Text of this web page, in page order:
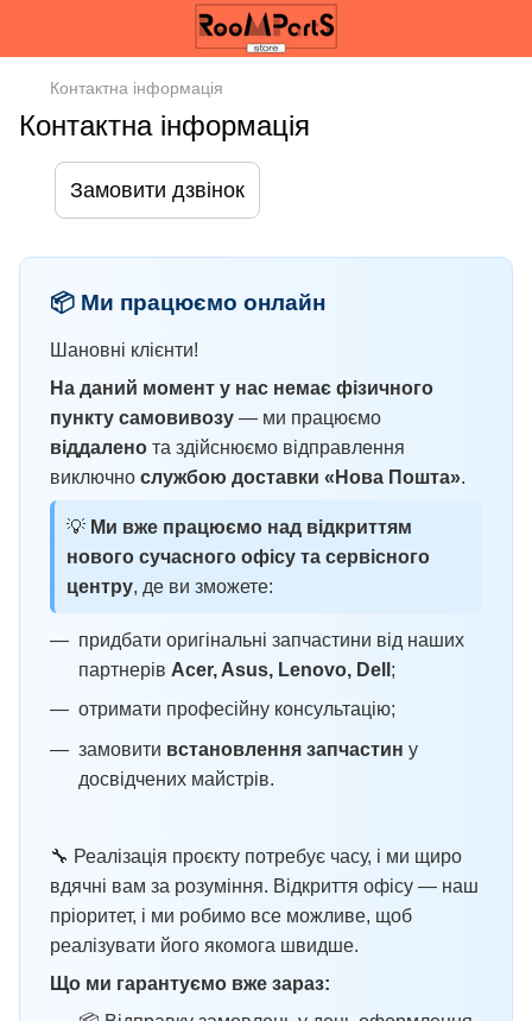
Контактна інформація
Контактна інформація
Замовити дзвінок
📦 Ми працюємо онлайн
Шановні клієнти!
На даний момент у нас немає фізичного
пункту самовивозу — ми працюємо
віддалено та здійснюємо відправлення
виключно службою доставки «Нова Пошта».
💡 Ми вже працюємо над відкриттям
нового сучасного офісу та сервісного
центру, де ви зможете:
придбати оригінальні запчастини від наших
партнерів Acer, Asus, Lenovo, Dell ;
отримати професійну консультацію;
замовити встановлення запчастин у
досвідчених майстрів.
🔧 Реалізація проєкту потребує часу, і ми щиро
вдячні вам за розуміння. Відкриття офісу — наш
пріоритет, і ми робимо все можливе, щоб
реалізувати його якомога швидше.
Що ми гарантуємо вже зараз: